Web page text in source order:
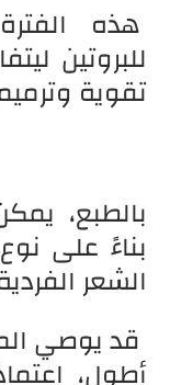
هذه
للبروتين
تقوية وترميم
بالطبع،
بناءً على
الشعر الفردية.
قد يوصي